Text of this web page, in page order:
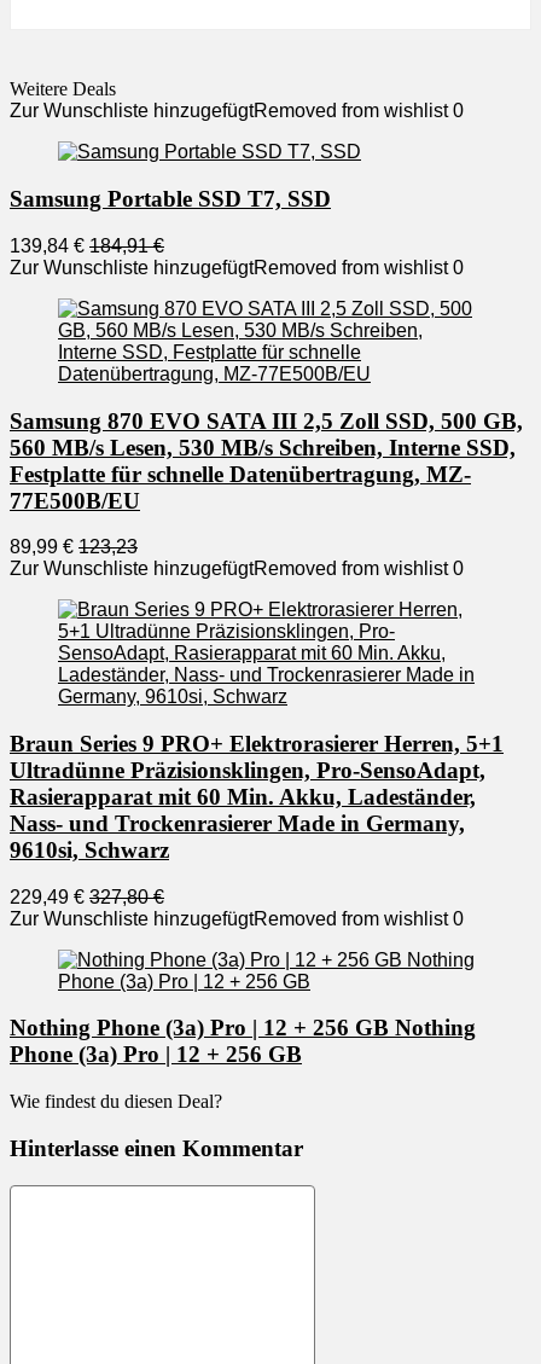
Weitere Deals
Zur Wunschliste hinzugefügtRemoved from wishlist 0
Samsung Portable SSD T7, SSD
139,84 € 184,91 €
Zur Wunschliste hinzugefügtRemoved from wishlist 0
Samsung 870 EVO SATA III 2,5 Zoll SSD, 500 GB,
560 MB/s Lesen, 530 MB/s Schreiben, Interne SSD,
Festplatte für schnelle Datenübertragung, MZ-
77E500B/EU
89,99 € 123,23
Zur Wunschliste hinzugefügtRemoved from wishlist 0
Braun Series 9 PRO+ Elektrorasierer Herren, 5+1
Ultradünne Präzisionsklingen, Pro-SensoAdapt,
Rasierapparat mit 60 Min. Akku, Ladeständer,
Nass- und Trockenrasierer Made in Germany,
9610si, Schwarz
229,49 € 327,80 €
Zur Wunschliste hinzugefügtRemoved from wishlist 0
Nothing Phone (3a) Pro | 12 + 256 GB Nothing
Phone (3a) Pro | 12 + 256 GB
Wie findest du diesen Deal?
Hinterlasse einen Kommentar